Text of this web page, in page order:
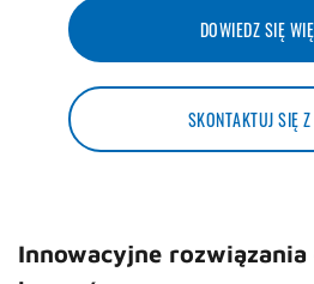
DOWIEDZ SIĘ
SKONTAKTUJ SIĘ
Innowacyjne